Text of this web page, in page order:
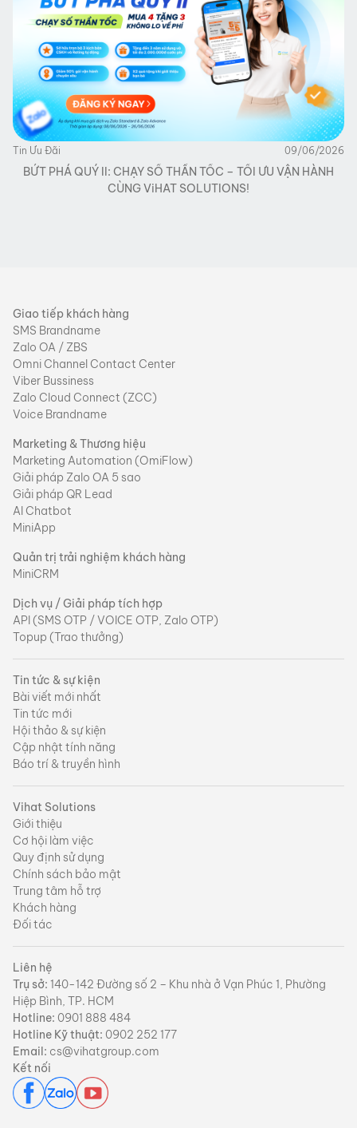
Tin Ưu Đãi 09/06/2026
BỨT PHÁ QUÝ II: CHẠY SỐ THẦN TỐC – TỐI ƯU VẬN HÀNH
CÙNG ViHAT SOLUTIONS!
Giao tiếp khách hàng
SMS Brandname
Zalo OA / ZBS
Omni Channel Contact Center
Viber Bussiness
Zalo Cloud Connect (ZCC)
Voice Brandname
Marketing & Thương hiệu
Marketing Automation (OmiFlow)
Giải pháp Zalo OA 5 sao
Giải pháp QR Lead
AI Chatbot
MiniApp
Quản trị trải nghiệm khách hàng
MiniCRM
Dịch vụ / Giải pháp tích hợp
API (SMS OTP / VOICE OTP, Zalo OTP)
Topup (Trao thưởng)
Tin tức & sự kiện
Bài viết mới nhất
Tin tức mới
Hội thảo & sự kiện
Cập nhật tính năng
Báo trí & truyền hình
Vihat Solutions
Giới thiệu
Cơ hội làm việc
Quy định sử dụng
Chính sách bảo mật
Trung tâm hỗ trợ
Khách hàng
Đối tác
Liên hệ
Trụ sở: 140-142 Đường số 2 – Khu nhà ở Vạn Phúc 1, Phường
Hiệp Bình, TP. HCM
Hotline: 0901 888 484
Hotline Kỹ thuật: 0902 252 177
Email: cs@vihatgroup.com
Kết nối